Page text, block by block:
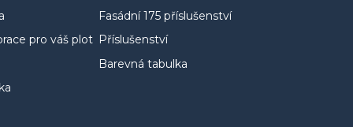
pro váš plot
Fasádní 175 příslušenství
Příslušenství
Barevná tabulka